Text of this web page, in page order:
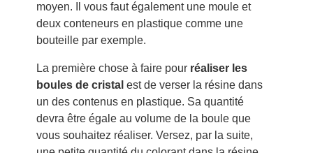
moyen. Il vous faut également une moule et
deux conteneurs en plastique comme une
bouteille par exemple.
La première chose à faire pour réaliser les
boules de cristal est de verser la résine dans
un des contenus en plastique. Sa quantité
devra être égale au volume de la boule que
vous souhaitez réaliser. Versez, par la suite,